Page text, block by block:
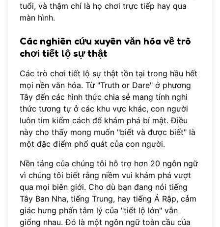
tuổi, và thậm chí là họ chơi trực tiếp hay qua
màn hình.
Các nghiên cứu xuyên văn hóa về trò
chơi tiết lộ sự thật
Các trò chơi tiết lộ sự thật tồn tại trong hầu hết
mọi nền văn hóa. Từ "Truth or Dare" ở phương
Tây đến các hình thức chia sẻ mang tính nghi
thức tương tự ở các khu vực khác, con người
luôn tìm kiếm cách để khám phá bí mật. Điều
này cho thấy mong muốn "biết và được biết" là
một đặc điểm phổ quát của con người.
Nền tảng của chúng tôi hỗ trợ hơn 20 ngôn ngữ
vì chúng tôi biết rằng niềm vui khám phá vượt
qua mọi biên giới. Cho dù bạn đang nói tiếng
Tây Ban Nha, tiếng Trung, hay tiếng Ả Rập, cảm
giác hưng phấn tâm lý của "tiết lộ lớn" vẫn
giống nhau. Đó là một ngôn ngữ toàn cầu của